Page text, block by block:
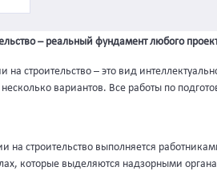
– реальный фундамент любого
на строительство – это вид
вариантов. Все работы по
на строительство выполняется
которые выделяются надзорными